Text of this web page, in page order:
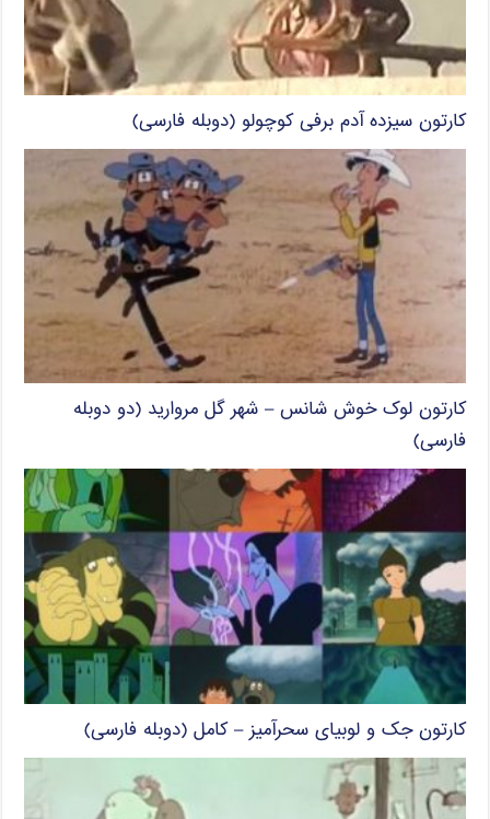
کارتون سیزده آدم برفی کوچولو (دوبله فارسی)
کارتون لوک خوش شانس – شهر گل مروارید (دو دوبله
فارسی)
کارتون جک و لوبیای سحرآمیز – کامل (دوبله فارسی)